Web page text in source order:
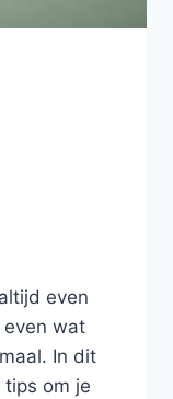
even
even wat
In dit
om je